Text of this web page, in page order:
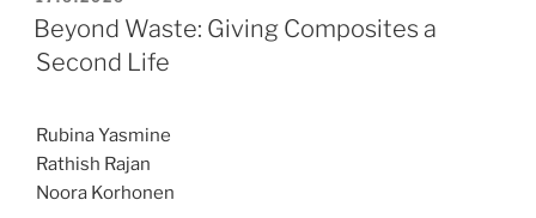
Beyond Waste: Giving Composites a
Second Life
Rubina Yasmine
Rathish Rajan
Noora Korhonen